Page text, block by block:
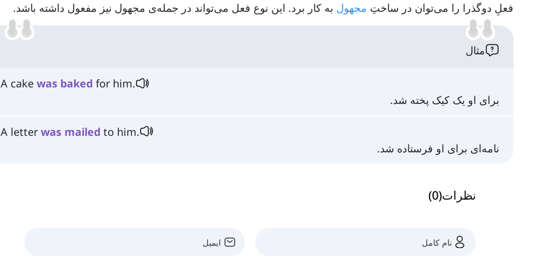
فعلِ دوگذرا را می‌توان در ساختِ مجهول به کار برد. این نوع فعل می‌تواند در جمله‌ی مجهول نیز مفعول داشته باشد.
مثال
A cakewas baked for him.
برای او یک کیک پخته شد.
A letterwas mailed to him.
نامه‌ای برای او فرستاده شد.
نظرات(
0
)